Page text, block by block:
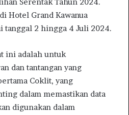
Hotel Grand Kawanua
tanggal 2 hingga 4 Juli 2024.
ini adalah untuk
dan tantangan yang
Coklit, yang
dalam memastikan data
digunakan dalam